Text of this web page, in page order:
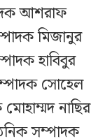
আশরাফ
মিজানুর
হাবিবুর
সোহেল
নাছির
সম্পাদক